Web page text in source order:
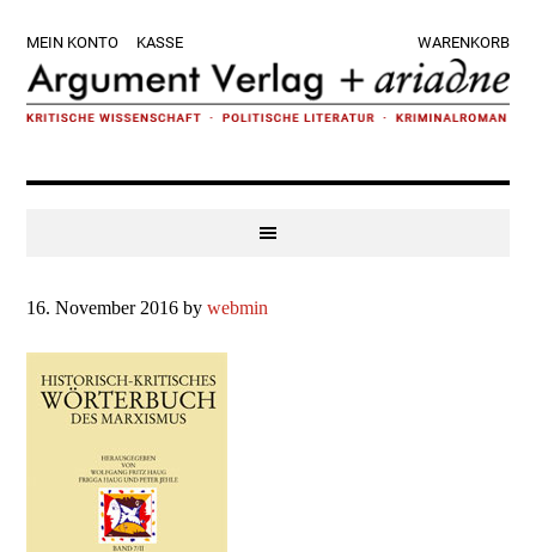
Hauptnavigation
springen
main
content
Hauptsidebar
springen
Fußzeile
springen
MEIN KONTO KASSE WARENKORB
16. November 2016 bywebmin